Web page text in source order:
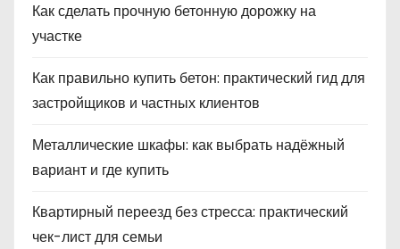
Как сделать прочную бетонную дорожку на
участке
Как правильно купить бетон: практический гид для
застройщиков и частных клиентов
Металлические шкафы: как выбрать надёжный
вариант и где купить
Квартирный переезд без стресса: практический
чек-лист для семьи